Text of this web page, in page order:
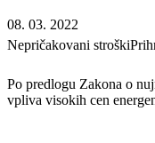
08. 03. 2022
Nepričakovani stroški
Po predlogu Zakona o
vpliva visokih cen